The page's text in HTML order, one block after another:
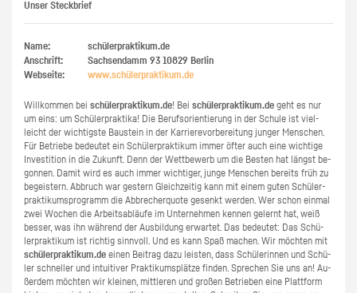
Unser Steckbrief
Name:
schülerpraktikum.de
Anschrift:
Sachsendamm 93 10829 Berlin
Webseite:
www.​schüler​prak​tiku​m.​de
Will­kom­men bei schü­ler­prak­ti­kum.de! Bei schü­ler­prak­ti­kum.de geht es nur
um eins: um Schü­ler­prak­ti­ka! Die Be­rufs­ori­en­tie­rung in der Schu­le ist viel­
leicht der wich­tigs­te Bau­stein in der Kar­rie­re­vor­be­rei­tung jun­ger Men­schen.
Für Be­trie­be be­deu­tet ein Schü­ler­prak­ti­kum immer öfter auch eine wich­ti­ge
In­ves­ti­ti­on in die Zu­kunft. Denn der Wett­be­werb um die Bes­ten hat längst be­
gon­nen. Damit wird es auch immer wich­ti­ger, junge Men­schen be­reits früh zu
be­geis­tern. Ab­bruch war ges­tern Gleich­zei­tig kann mit einem guten Schü­ler­
prak­ti­kums­pro­gramm die Ab­bre­cher­quo­te ge­senkt wer­den. Wer schon ein­mal
zwei Wo­chen die Ar­beits­ab­läu­fe im Un­ter­neh­men ken­nen ge­lernt hat, weiß
bes­ser, was ihn wäh­rend der Aus­bil­dung er­war­tet. Das be­deu­tet: Das Schü­
ler­prak­ti­kum ist rich­tig sinn­voll. Und es kann Spaß ma­chen. Wir möch­ten mit
schü­ler­prak­ti­kum.de einen Bei­trag dazu leis­ten, dass Schü­le­rin­nen und Schü­
ler schnel­ler und in­tui­ti­ver Prak­ti­kums­plät­ze fin­den. Spre­chen Sie uns an! Au­
ßer­dem möch­ten wir klei­nen, mitt­le­ren und gro­ßen Be­trie­ben eine Platt­form